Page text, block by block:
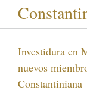
Investidura en
nuevos
Constantiniana